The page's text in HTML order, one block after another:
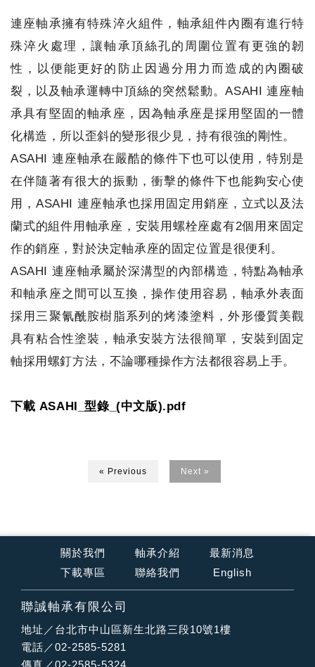
連座軸承擁有特殊淬火組件，軸承組件內圈有進行特
殊淬火處理，讓軸承頂絲孔的周圍位置有更強的韌
性，以便能更好的防止因過分用力而造成的內圈破
裂，以及軸承運轉中頂絲的突然鬆動。ASAHI 連座軸
承具有堅固的軸承座，因為軸承座是採用堅固的一體
化構造，所以歪斜的變形很少見，持有很強的剛性。
ASAHI 連座軸承在嚴酷的條件下也可以使用，特別是
在伴隨著有很大的振動，衝擊的條件下也能夠安心使
用，ASAHI 連座軸承也採用固定用銷座，立式以及法
蘭式的組件用軸承座，安裝用螺栓座處有2個用來固定
作的銷座，對於決定軸承座的固定位置是很便利。
ASAHI 連座軸承屬於深溝型的內部構造，特點為軸承
和軸承座之間可以互換，操作使用容易，軸承外表面
採用三聚氰酰胺樹脂系列的烤漆塗料，外形優質美觀
具有粘合性塗裝，軸承安裝方法很簡單，安裝到固定
軸採用螺釘方法，不論哪種操作方法都很容易上手。
下載 ASAHI_型錄_(中文版).pdf
« Previous Next »
關於我們 軸承介紹
最新消息
下載專區
聯絡我們 English
聯誠軸承有限公司
地址／台北市中山區新生北路三段10號1樓
電話／02-2585-5281
傳真／02-2585-5324